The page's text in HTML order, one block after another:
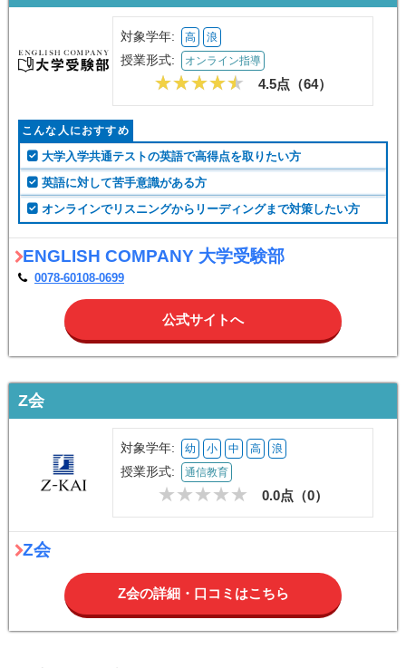
対象学年: 高 浪
授業形式: オンライン指導
4.5点（64）
こんな人におすすめ
大学入学共通テストの英語で高得点を取りたい方
英語に対して苦手意識がある方
オンラインでリスニングからリーディングまで対策したい方
ENGLISH COMPANY 大学受験部
0078-60108-0699
公式サイトへ
Z会
対象学年: 幼 小 中 高 浪
授業形式: 通信教育
0.0点（0）
Z会
Z会の詳細・口コミはこちら